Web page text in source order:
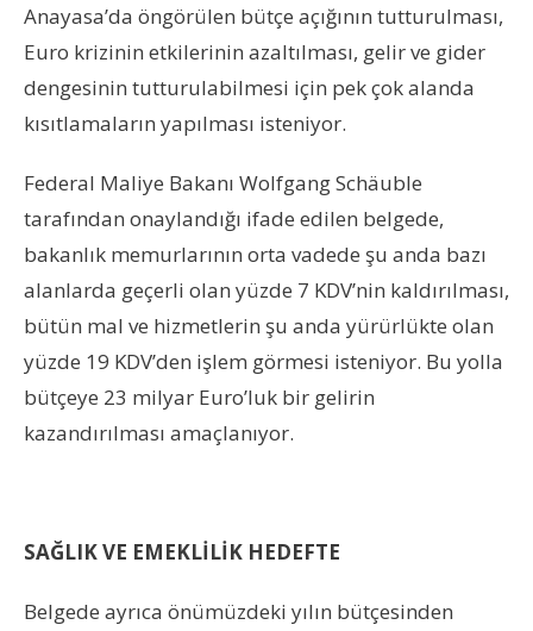
Anayasa’da öngörülen bütçe açığının tutturulması,
Euro krizinin etkilerinin azaltılması, gelir ve gider
dengesinin tutturulabilmesi için pek çok alanda
kısıtlamaların yapılması isteniyor.
Federal Maliye Bakanı Wolfgang Schäuble
tarafından onaylandığı ifade edilen belgede,
bakanlık memurlarının orta vadede şu anda bazı
alanlarda geçerli olan yüzde 7 KDV’nin kaldırılması,
bütün mal ve hizmetlerin şu anda yürürlükte olan
yüzde 19 KDV’den işlem görmesi isteniyor. Bu yolla
bütçeye 23 milyar Euro’luk bir gelirin
kazandırılması amaçlanıyor.
SAĞLIK VE EMEKLİLİK HEDEFTE
Belgede ayrıca önümüzdeki yılın bütçesinden